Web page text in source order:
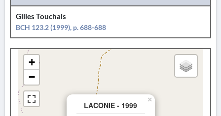
Gilles Touchais
BCH 123.2 (1999), p. 688-688
LACONIE - 1999
×
+
−